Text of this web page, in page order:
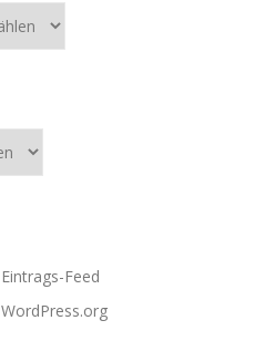
Eintrags-Feed
WordPress.org